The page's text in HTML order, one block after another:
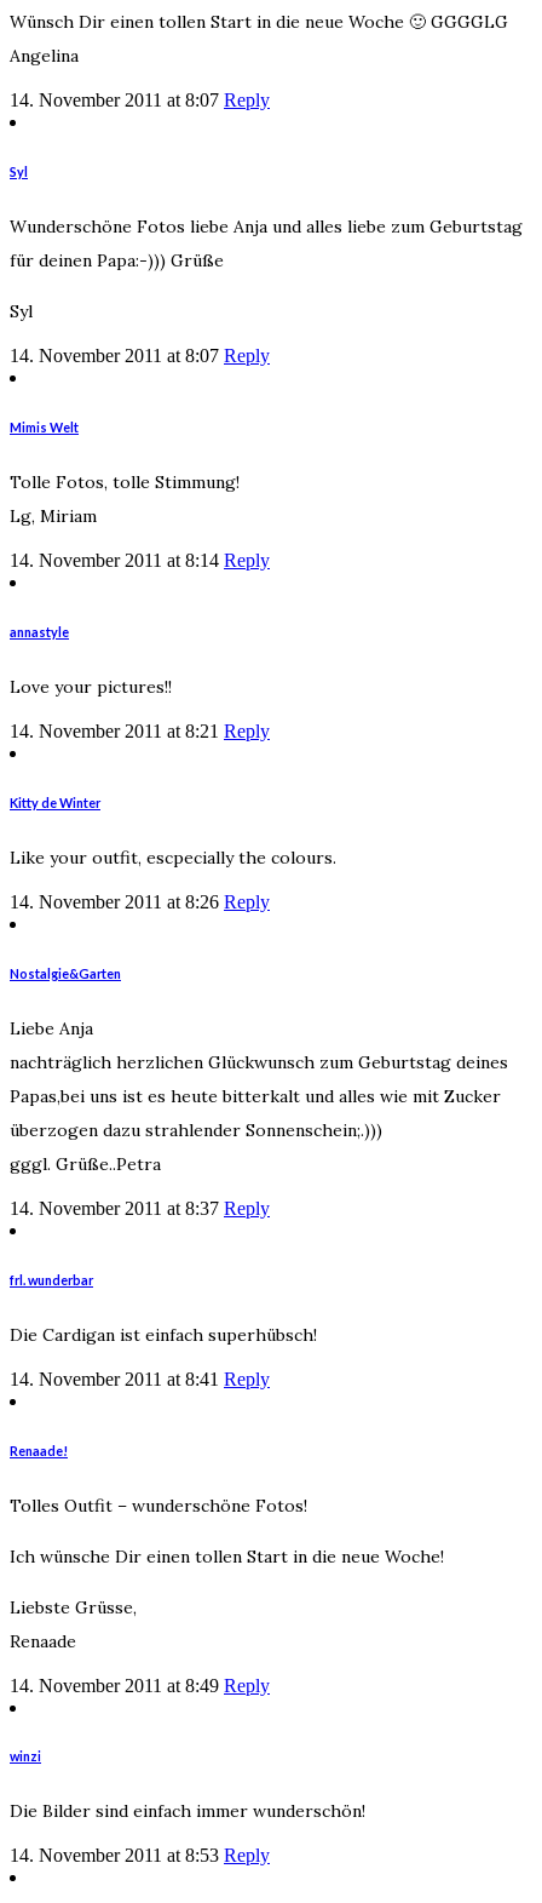
Wünsch Dir einen tollen Start in die neue Woche 🙂 GGGGLG
Angelina
14. November 2011 at 8:07 Reply
Syl
Wunderschöne Fotos liebe Anja und alles liebe zum Geburtstag
für deinen Papa:-))) Grüße
Syl
14. November 2011 at 8:07 Reply
Mimis Welt
Tolle Fotos, tolle Stimmung!
Lg, Miriam
14. November 2011 at 8:14 Reply
annastyle
Love your pictures!!
14. November 2011 at 8:21 Reply
Kitty de Winter
Like your outfit, escpecially the colours.
14. November 2011 at 8:26 Reply
Nostalgie&Garten
Liebe Anja
nachträglich herzlichen Glückwunsch zum Geburtstag deines
Papas,bei uns ist es heute bitterkalt und alles wie mit Zucker
überzogen dazu strahlender Sonnenschein;.)))
gggl. Grüße..Petra
14. November 2011 at 8:37 Reply
frl. wunderbar
Die Cardigan ist einfach superhübsch!
14. November 2011 at 8:41 Reply
Renaade!
Tolles Outfit – wunderschöne Fotos!
Ich wünsche Dir einen tollen Start in die neue Woche!
Liebste Grüsse,
Renaade
14. November 2011 at 8:49 Reply
winzi
Die Bilder sind einfach immer wunderschön!
14. November 2011 at 8:53 Reply